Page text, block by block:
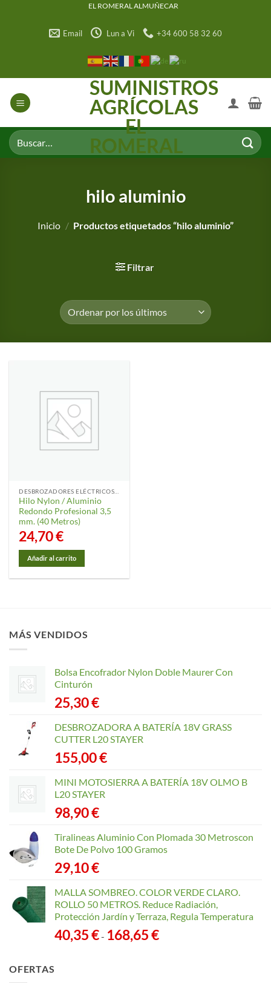
EL ROMERAL ALMUÑECAR
Email Lun a Vi +34 600 58 32 60
SUMINISTROS
AGRÍCOLAS
EL
ROMERAL
Buscar
por:
hilo aluminio
Inicio / Productos etiquetados “hilo aluminio”
Filtrar
Hilo Nylon / Aluminio
Redondo Profesional 3,5
mm. (40 Metros)
24,70€
Añadir al carrito
MÁS VENDIDOS
Bolsa Encofrador Nylon Doble Maurer Con
Cinturón
25,30€
DESBROZADORA A BATERÍA 18V GRASS
CUTTER L20 STAYER
155,00€
MINI MOTOSIERRA A BATERÍA 18V OLMO B
L20 STAYER
98,90€
Tiralineas Aluminio Con Plomada 30 Metroscon
Bote De Polvo 100 Gramos
29,10€
MALLA SOMBREO. COLOR VERDE CLARO.
ROLLO 50 METROS. Reduce Radiación,
Protección Jardín y Terraza, Regula Temperatura
40,35€- 168,65€Rango
OFERTAS